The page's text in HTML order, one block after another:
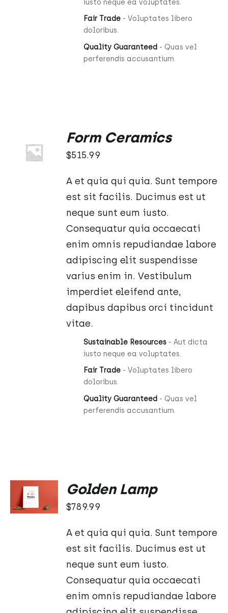
iusto neque ea voluptates.
Fair Trade- Voluptates libero
doloribus.
Quality Guaranteed - Quas vel
perferendis accusantium.
5.00na 5
DO
KOSZYKA
Form Ceramics
$515.99
A et quia qui quia. Sunt tempore
est sit facilis. Ducimus est ut
neque sunt eum iusto.
Consequatur quia occaecati
enim omnis repudiandae labore
adipiscing elit suspendisse
varius enim in. Vestibulum
imperdiet eleifend ante,
dapibus dapibus orci tincidunt
vitae.
Sustainable Resources- Aut dicta
iusto neque ea voluptates.
Fair Trade- Voluptates libero
doloribus.
Quality Guaranteed - Quas vel
perferendis accusantium.
Oceniono
5.00
DO
KOSZYKA
Golden Lamp
$789.99
A et quia qui quia. Sunt tempore
est sit facilis. Ducimus est ut
neque sunt eum iusto.
Consequatur quia occaecati
enim omnis repudiandae labore